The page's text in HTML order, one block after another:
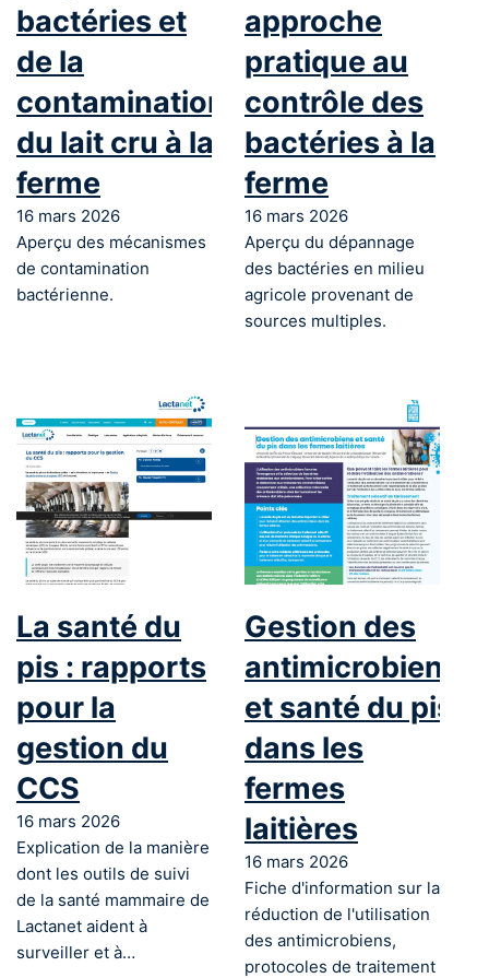
bactéries et
de la
contamination
du lait cru à la
ferme
16 mars 2026
Aperçu des mécanismes
de contamination
bactérienne.
approche
pratique au
contrôle des
bactéries à la
ferme
16 mars 2026
Aperçu du dépannage
des bactéries en milieu
agricole provenant de
sources multiples.
La santé du
pis : rapports
pour la
gestion du
CCS
16 mars 2026
Explication de la manière
dont les outils de suivi
de la santé mammaire de
Lactanet aident à
surveiller et à…
Gestion des
antimicrobiens
et santé du pis
dans les
fermes
laitières
16 mars 2026
Fiche d'information sur la
réduction de l'utilisation
des antimicrobiens,
protocoles de traitement